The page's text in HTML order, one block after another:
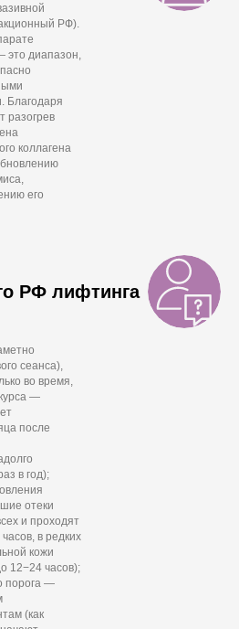
РФ).
это диапазон,
Благодаря
разогрев
коллагена
его
РФ лифтинга
сеанса),
во время,
—
после
в год);
отеки
и проходят
в редких
кожи
12−24 часов);
порога —
(как